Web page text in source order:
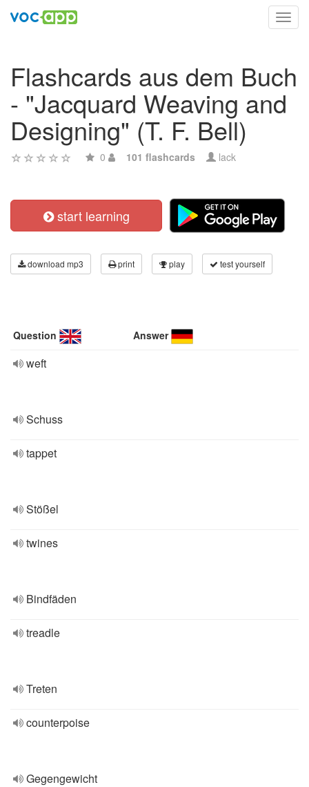
Flashcards aus dem Buch
- "Jacquard Weaving and
Designing" (T. F. Bell)
0 101 flashcards lack
start learning
download mp3 print play test yourself
Question Answer
weft
Schuss
tappet
Stößel
twines
Bindfäden
treadle
Treten
counterpoise
Gegengewicht